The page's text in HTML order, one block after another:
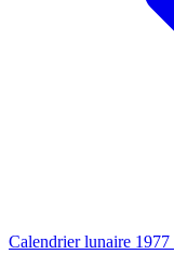
Calendrier lunaire 1977